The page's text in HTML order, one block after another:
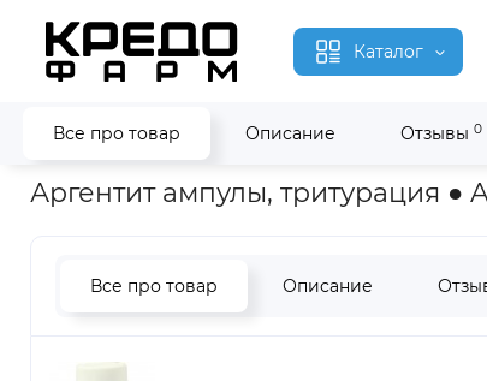
Каталог
Все про товар Описание Отзывы 0
Главная Гомеопатия Аргентит ● Argentit
Аргентит ампулы, тритурация ●
Все про товар Описание